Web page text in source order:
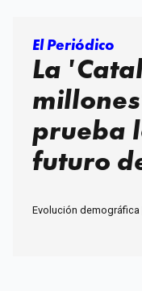
El Periódico
La
prueba
futuro
Evolución demográfica